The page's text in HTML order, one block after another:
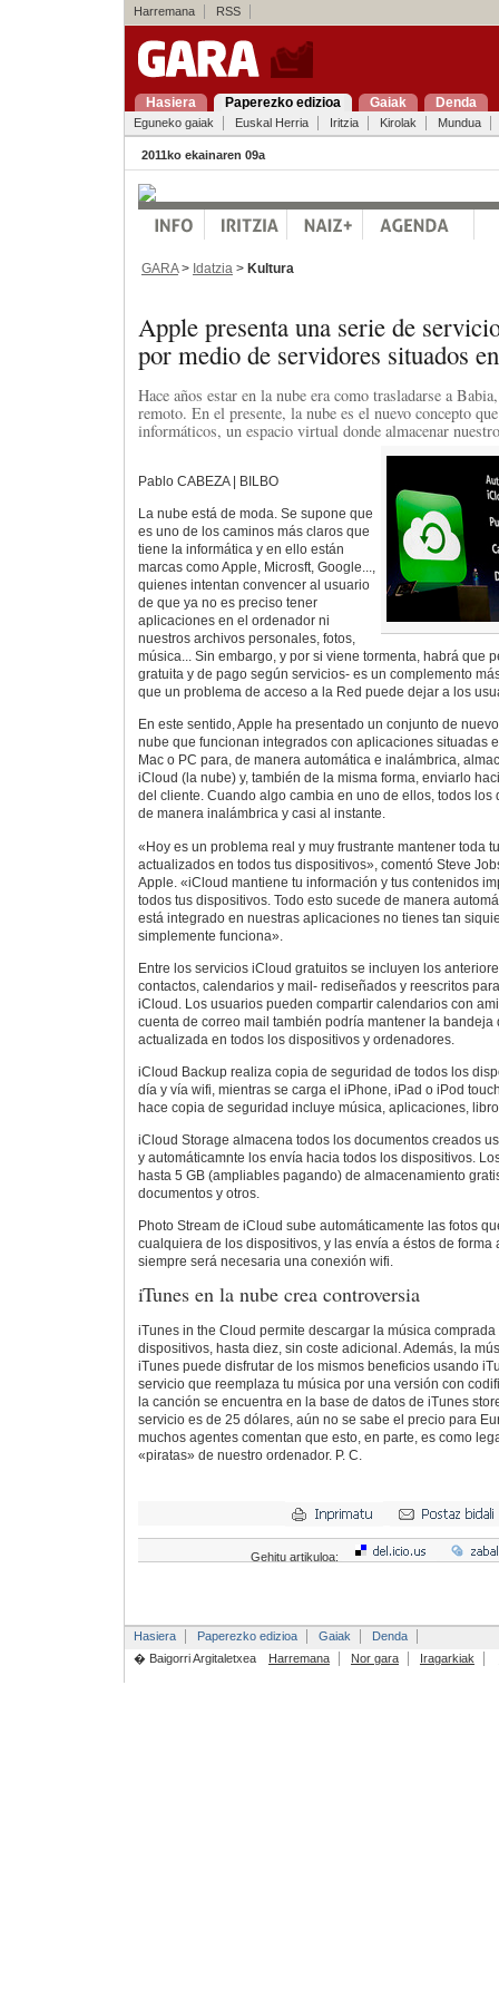
Harremana RSS
Hasiera Paperezko edizioa Gaiak Denda
Eguneko gaiak Euskal Herria Iritzia Kirolak Mundua
2011ko ekainaren 09a
GARA> Idatzia > Kultura
Apple presenta una serie de
por medio de servidores situados
Hace años estar en la nube era como trasladarse a
remoto. En el presente, la nube es el nuevo concepto
informáticos, un espacio virtual donde almacenar
Pablo CABEZA | BILBO
La nube está de moda. Se supone que
es uno de los caminos más claros que
tiene la informática y en ello están
marcas como Apple, Microsft, Google...,
quienes intentan convencer al usuario
de que ya no es preciso tener
aplicaciones en el ordenador ni
nuestros archivos personales, fotos,
música... Sin embargo, y por si viene tormenta, habrá que
gratuita y de pago según servicios- es un complemento
que un problema de acceso a la Red puede dejar a los
En este sentido, Apple ha presentado un conjunto de
nube que funcionan integrados con aplicaciones situadas
Mac o PC para, de manera automática e inalámbrica,
iCloud (la nube) y, también de la misma forma, enviarlo
del cliente. Cuando algo cambia en uno de ellos, todos los
de manera inalámbrica y casi al instante.
«Hoy es un problema real y muy frustrante mantener toda
actualizados en todos tus dispositivos», comentó Steve
Apple. «iCloud mantiene tu información y tus contenidos
todos tus dispositivos. Todo esto sucede de manera
está integrado en nuestras aplicaciones no tienes tan
simplemente funciona».
Entre los servicios iCloud gratuitos se incluyen los
contactos, calendarios y mail- rediseñados y reescritos
iCloud. Los usuarios pueden compartir calendarios con
cuenta de correo mail también podría mantener la bandeja
actualizada en todos los dispositivos y ordenadores.
iCloud Backup realiza copia de seguridad de todos los
día y vía wifi, mientras se carga el iPhone, iPad o iPod
hace copia de seguridad incluye música, aplicaciones,
iCloud Storage almacena todos los documentos creados
y automáticamnte los envía hacia todos los dispositivos.
hasta 5 GB (ampliables pagando) de almacenamiento
documentos y otros.
Photo Stream de iCloud sube automáticamente las fotos
cualquiera de los dispositivos, y las envía a éstos de forma
siempre será necesaria una conexión wifi.
iTunes en la nube crea controversia
iTunes in the Cloud permite descargar la música
dispositivos, hasta diez, sin coste adicional. Además, la
iTunes puede disfrutar de los mismos beneficios usando
servicio que reemplaza tu música por una versión con
la canción se encuentra en la base de datos de iTunes
servicio es de 25 dólares, aún no se sabe el precio para
muchos agentes comentan que esto, en parte, es como
«piratas» de nuestro ordenador. P. C.
Gehitu artikuloa:
Hasiera Paperezko edizioa Gaiak
Denda
� Baigorri Argitaletxea
Harremana Nor gara Iragarkiak